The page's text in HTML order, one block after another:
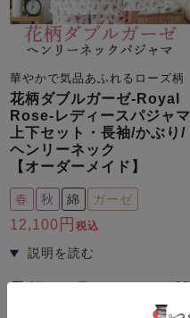
華やかで気品あふれるローズ柄
花柄ダブルガーゼ-Royal
Rose-レディースパジャマ
上下セット・長袖/かぶり/
ヘンリーネック
【オーダーメイド】
春 秋 綿 ガーゼ
12,100 税込